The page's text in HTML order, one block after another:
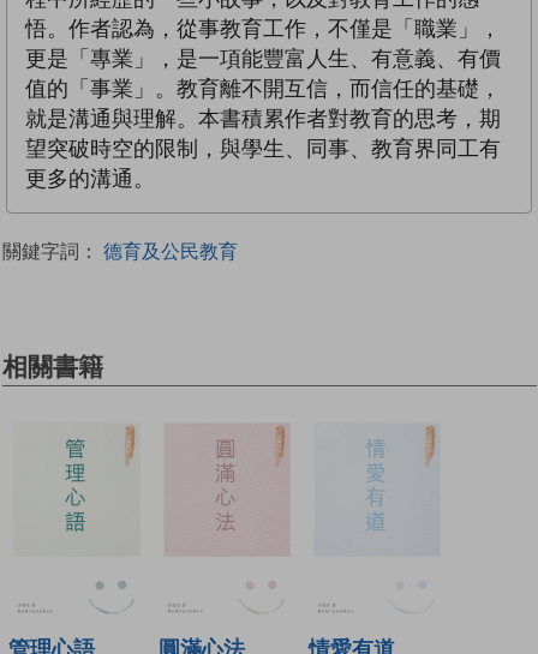
悟。作者認為，從事教育工作，不僅是「職業」，
更是「專業」，是一項能豐富人生、有意義、有價
值的「事業」。教育離不開互信，而信任的基礎，
就是溝通與理解。本書積累作者對教育的思考，期
望突破時空的限制，與學生、同事、教育界同工有
更多的溝通。
關鍵字詞： 德育及公民教育
相關書籍